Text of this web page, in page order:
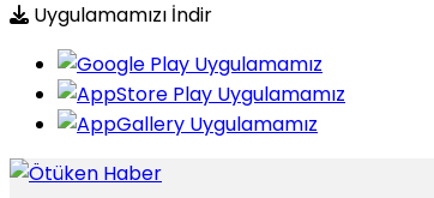
Uygulamamızı İndir